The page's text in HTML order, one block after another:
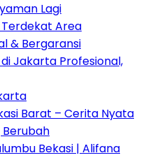
Lagi
Area
& Bergaransi
Jakarta Profesional,
Barat – Cerita Nyata
Berubah
Bekasi | Alifana